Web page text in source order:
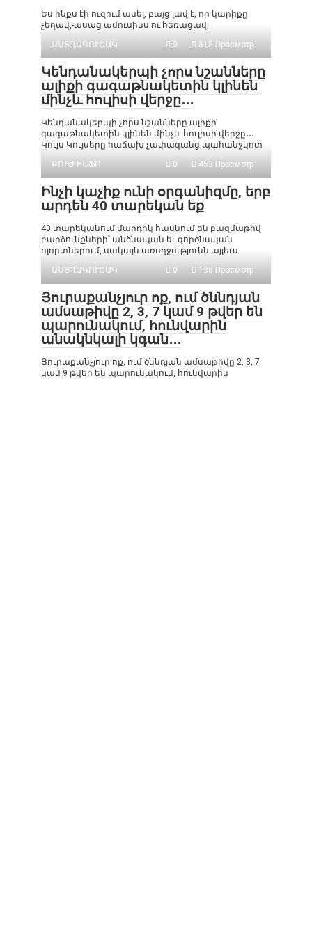
Ես ինքս էի ուզում ասել, բայց լավ է, որ կարիքը
չեղավ,-ասաց ամուսինս ու հեռացավ,
ԱՍՏՂԱԳՈՒՇԱԿ
0 515 Просмотр
Կենդանակերպի չորս նշանները
ալիքի գագաթնակետին կլինեն
մինչև հուլիսի վերջը․․․
Կենդանակերպի չորս նշանները ալիքի
գագաթնակետին կլինեն մինչև հուլիսի վերջը․․․
Կույս Կույսերը հաճախ չափազանց պահանջկոտ
ԲՈՒԺ ԻՆՖՈ
0 453 Просмотр
Ինչի կաչիք ունի օրգանիզմը, երբ
արդեն 40 տարեկան եք
40 տարեկանում մարդիկ հասնում են բազմաթիվ
բարձունքների՝ անձնական եւ գործնական
ոլորտներում, սակայն առողջությունն այլեւս
ԱՍՏՂԱԳՈՒՇԱԿ
0 138 Просмотр
Յուրաքանչյուր ոք, ում ծննդյան
ամսաթիվը 2, 3, 7 կամ 9 թվեր են
պարունակում, հունվարին
անակնկալի կգան․․․
Յուրաքանչյուր ոք, ում ծննդյան ամսաթիվը 2, 3, 7
կամ 9 թվեր են պարունակում, հունվարին